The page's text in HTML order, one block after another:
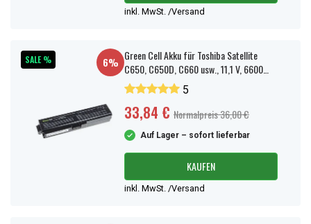
inkl. MwSt. /Versand
SALE % 6% Green Cell Akku für Toshiba Satellite
C650, C650D, C660 usw., 11,1 V, 6600
mAh
5
33,84 € Normalpreis 36,00 €
Auf Lager – sofort lieferbar
KAUFEN
inkl. MwSt. /Versand